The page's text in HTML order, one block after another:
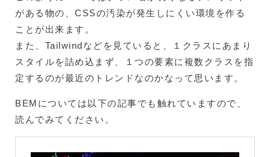
がある物の、CSSの汚染が発生しにくい環境を作る
ことが出来ます。
また、Tailwindなどを見ていると、１クラスにあまり
スタイルを詰め込まず、１つの要素に複数クラスを指
定するのが最近のトレンドなのかなって思います。
BEMについては以下の記事でも触れていますので、
読んでみてください。